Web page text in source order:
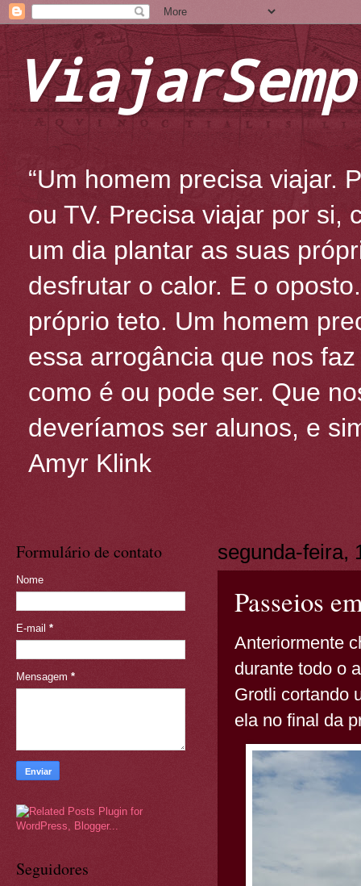
“Um homem precisa viajar.
ou TV. Precisa viajar por si,
um dia plantar as suas
desfrutar o calor. E o
próprio teto. Um homem
essa arrogância que nos
como é ou pode ser. Que
deveríamos ser alunos, e
Amyr Klink
segunda-feira,
Passeios
Anteriormente
durante todo o
Grotli cortando
ela no final da
Formulário de contato
Nome
E-mail *
Mensagem *
Seguidores